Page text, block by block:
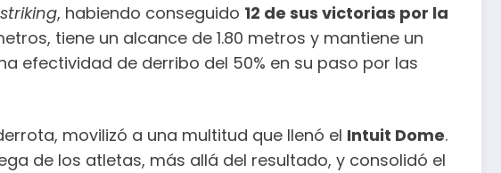
striking, habiendo conseguido 12 de sus victorias por la
tiene un alcance de 1.80 metros y mantiene un
efectividad de derribo del 50% en su paso por las
movilizó a una multitud que llenó el Intuit Dome.
de los atletas, más allá del resultado, y consolidó el